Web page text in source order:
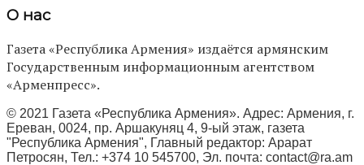
О нас
Газета «Республика Армения» издаётся армянским
Государственным информационным агентством
«Арменпресс».
© 2021 Газета «Республика Армения». Адрес: Армения, г.
Ереван, 0024, пр. Аршакуняц 4, 9-ый этаж, газета
"Республика Армения", Главный редактор: Арарат
Петросян, Тел.: +374 10 545700, Эл. почта: contact@ra.am